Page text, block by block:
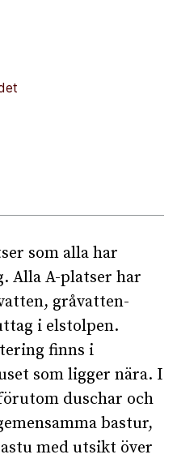
som alla har
Alla A-platser har
gråvatten-
i elstolpen.
finns i
som ligger nära. I
duschar och
bastur,
med utsikt över